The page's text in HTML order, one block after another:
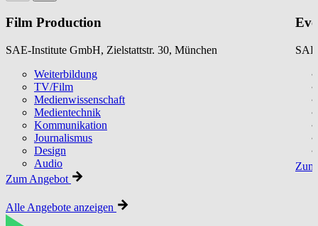
Film Production
SAE-Institute GmbH, Zielstattstr. 30, München
Weiterbildung
TV/Film
Medienwissenschaft
Medientechnik
Kommunikation
Journalismus
Design
Audio
Zum Angebot
Alle Angebote anzeigen